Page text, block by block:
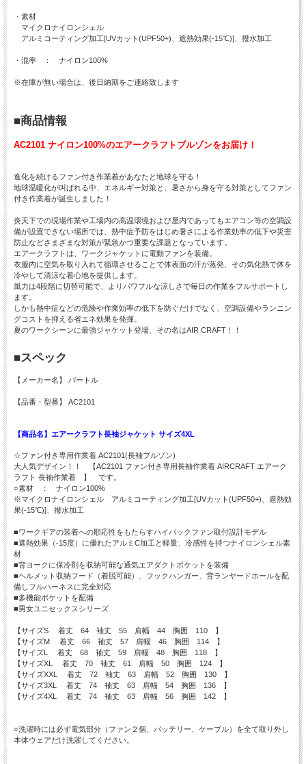
・素材
マイクロナイロンシェル
アルミコーティング加工[UVカット(UPF50+)、遮熱効果(-15℃)]、撥水加工
・混率 ： ナイロン100%
※在庫が無い場合は、後日納期をご連絡致します
■商品情報
AC2101 ナイロン100%のエアークラフトブルゾンをお届け！
進化を続けるファン付き作業着があなたと地球を守る！
地球温暖化が叫ばれる中、エネルギー対策と、暑さから身を守る対策としてファン
付き作業着が誕生しました！
炎天下での現場作業や工場内の高温環境および屋内であってもエアコン等の空調設
備が設置できない場所では、熱中症予防をはじめ暑さによる作業効率の低下や災害
防止などさまざまな対策が緊急かつ重要な課題となっています。
エアークラフトは、ワークジャケットに電動ファンを装備。
衣服内に空気を取り入れて循環させることで体表面の汗が蒸発、その気化熱で体を
冷やして清涼な着心地を提供します。
風力は4段階に切替可能で、よりパワフルな涼しさで毎日の作業をフルサポートし
ます。
しかも熱中症などの危険や作業効率の低下を防ぐだけでなく、空調設備やランニン
グコストを抑える省エネ効果を発揮。
夏のワークシーンに最強ジャケット登場、その名はAIR CRAFT！！
■スペック
【メーカー名】 バートル
【品番・型番】 AC2101
【商品名】エアークラフト長袖ジャケット サイズ4XL
☆ファン付き専用作業着 AC2101(長袖ブルゾン)
大人気デザイン！！ 【AC2101 ファン付き専用長袖作業着 AIRCRAFT エアーク
ラフト 長袖作業着 】 です。
○素材 ： ナイロン100%
※マイクロナイロンシェル アルミコーティング加工[UVカット(UPF50+)、遮熱効
果(-15℃)]、撥水加工
■ワークギアの装着への順応性をもたらすハイバックファン取付設計モデル
■遮熱効果（-15度）に優れたアルミC加工と軽量、冷感性を持つナイロンシェル素
材
■背ヨークに保冷剤を収納可能な通気エアダクトポケットを装備
■ヘルメット収納フード（着脱可能）、フックハンガー、背ランヤードホールを配
備しフルハーネスに完全対応
■多機能ポケットを配備
■男女ユニセックスシリーズ
【サイズS 着丈 64 袖丈 55 肩幅 44 胸囲 110 】
【サイズM 着丈 66 袖丈 57 肩幅 46 胸囲 114 】
【サイズL 着丈 68 袖丈 59 肩幅 48 胸囲 118 】
【サイズXL 着丈 70 袖丈 61 肩幅 50 胸囲 124 】
【サイズXXL 着丈 72 袖丈 63 肩幅 52 胸囲 130 】
【サイズ3XL 着丈 74 袖丈 63 肩幅 54 胸囲 136 】
【サイズ4XL 着丈 74 袖丈 63 肩幅 56 胸囲 142 】
○洗濯時には必ず電気部分（ファン２個、バッテリー、ケーブル）を全て取り外し
本体ウェアだけ洗濯してください。